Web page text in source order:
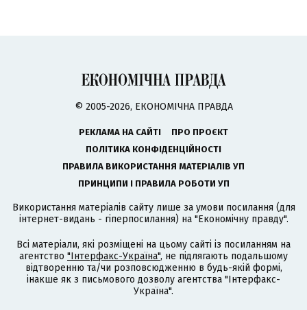
© 2005-2026, ЕКОНОМІЧНА ПРАВДА
РЕКЛАМА НА САЙТІ
ПРО ПРОЄКТ
ПОЛІТИКА КОНФІДЕНЦІЙНОСТІ
ПРАВИЛА ВИКОРИСТАННЯ МАТЕРІАЛІВ УП
ПРИНЦИПИ І ПРАВИЛА РОБОТИ УП
Використання матеріалів сайту лише за умови посилання (для
інтернет-видань - гіперпосилання) на "Економічну правду".
Всі матеріали, які розміщені на цьому сайті із посиланням на
агентство "Інтерфакс-Україна", не підлягають подальшому
відтворенню та/чи розповсюдженню в будь-якій формі,
інакше як з письмового дозволу агентства "Інтерфакс-
Україна".